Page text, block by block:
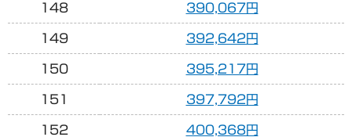
148 390,067円
149 392,642円
150 395,217円
151 397,792円
152 400,368円